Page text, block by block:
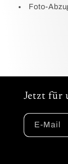
Foto-
Jetzt für
E-Mail